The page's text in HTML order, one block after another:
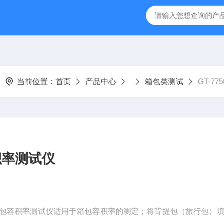
铁检测仪器高低温橡胶伸张疲劳试验机 GT-7008-TR低
当前位置： 首页 产品中心 箱包类测试 GT-
测试仪
容积率测试仪适用于箱包容积率的测定；将背提包（旅行包）